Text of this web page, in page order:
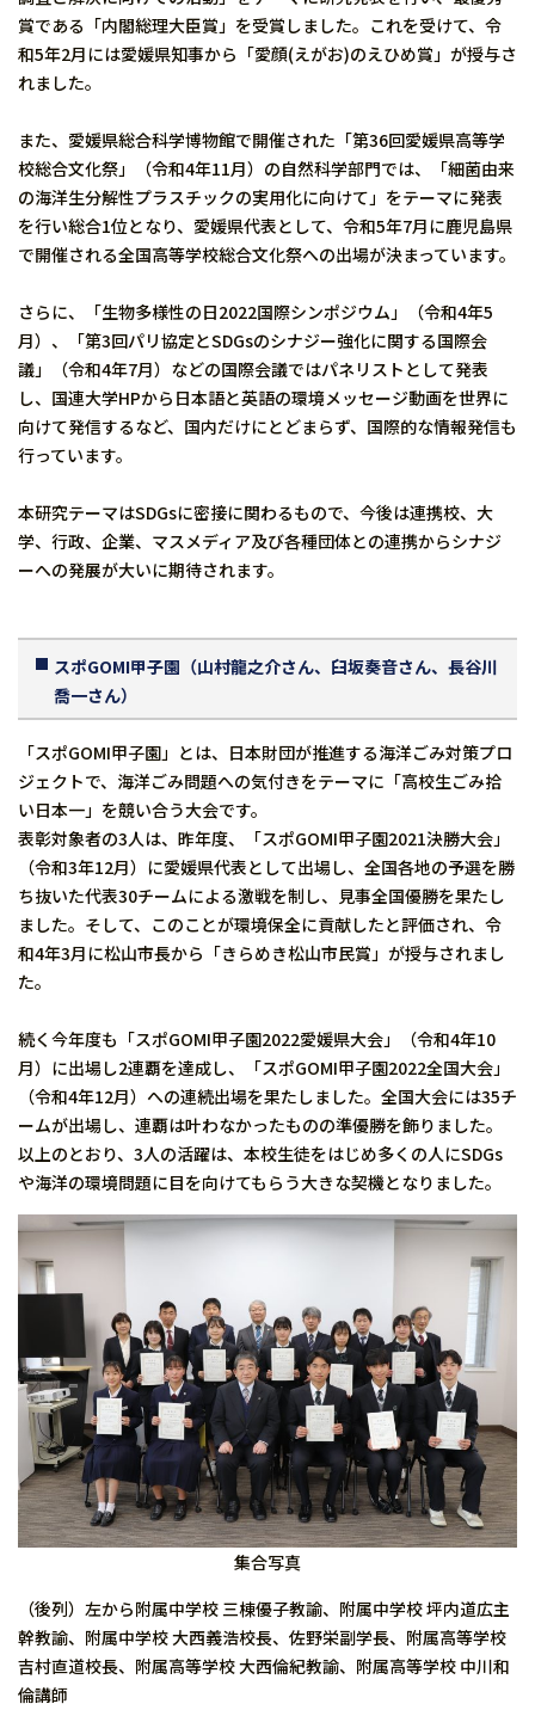
賞である「内閣総理大臣賞」を受賞しました。これを受けて、令
和5年2月には愛媛県知事から「愛顔(えがお)のえひめ賞」が授与さ
れました。
また、愛媛県総合科学博物館で開催された「第36回愛媛県高等学
校総合文化祭」（令和4年11月）の自然科学部門では、「細菌由来
の海洋生分解性プラスチックの実用化に向けて」をテーマに発表
を行い総合1位となり、愛媛県代表として、令和5年7月に鹿児島県
で開催される全国高等学校総合文化祭への出場が決まっています。
さらに、「生物多様性の日2022国際シンポジウム」（令和4年5
月）、「第3回パリ協定とSDGsのシナジー強化に関する国際会
議」（令和4年7月）などの国際会議ではパネリストとして発表
し、国連大学HPから日本語と英語の環境メッセージ動画を世界に
向けて発信するなど、国内だけにとどまらず、国際的な情報発信も
行っています。
本研究テーマはSDGsに密接に関わるもので、今後は連携校、大
学、行政、企業、マスメディア及び各種団体との連携からシナジ
ーへの発展が大いに期待されます。
スポGOMI甲子園（山村龍之介さん、臼坂奏音さん、長谷川
喬一さん）
「スポGOMI甲子園」とは、日本財団が推進する海洋ごみ対策プロ
ジェクトで、海洋ごみ問題への気付きをテーマに「高校生ごみ拾
い日本一」を競い合う大会です。
表彰対象者の3人は、昨年度、「スポGOMI甲子園2021決勝大会」
（令和3年12月）に愛媛県代表として出場し、全国各地の予選を勝
ち抜いた代表30チームによる激戦を制し、見事全国優勝を果たし
ました。そして、このことが環境保全に貢献したと評価され、令
和4年3月に松山市長から「きらめき松山市民賞」が授与されまし
た。
続く今年度も「スポGOMI甲子園2022愛媛県大会」（令和4年10
月）に出場し2連覇を達成し、「スポGOMI甲子園2022全国大会」
（令和4年12月）への連続出場を果たしました。全国大会には35チ
ームが出場し、連覇は叶わなかったものの準優勝を飾りました。
以上のとおり、3人の活躍は、本校生徒をはじめ多くの人にSDGs
や海洋の環境問題に目を向けてもらう大きな契機となりました。
集合写真
（後列）左から附属中学校 三棟優子教諭、附属中学校 坪内道広主
幹教諭、附属中学校 大西義浩校長、佐野栄副学長、附属高等学校
吉村直道校長、附属高等学校 大西倫紀教諭、附属高等学校 中川和
倫講師